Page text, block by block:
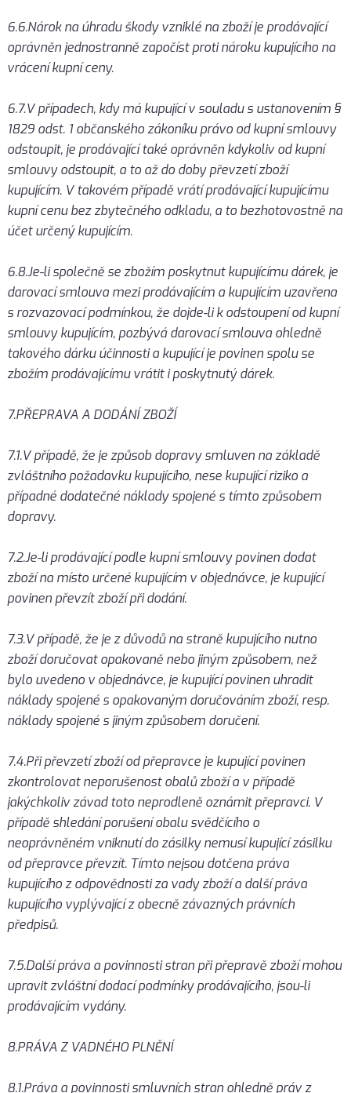
6.6.Nárok na úhradu škody vzniklé na zboží je prodávající
oprávněn jednostranně započíst proti nároku kupujícího na
vrácení kupní ceny.
6.7.V případech, kdy má kupující v souladu s ustanovením §
1829 odst. 1 občanského zákoníku právo od kupní smlouvy
odstoupit, je prodávající také oprávněn kdykoliv od kupní
smlouvy odstoupit, a to až do doby převzetí zboží
kupujícím. V takovém případě vrátí prodávající kupujícímu
kupní cenu bez zbytečného odkladu, a to bezhotovostně na
účet určený kupujícím.
6.8.Je-li společně se zbožím poskytnut kupujícímu dárek, je
darovací smlouva mezi prodávajícím a kupujícím uzavřena
s rozvazovací podmínkou, že dojde-li k odstoupení od kupní
smlouvy kupujícím, pozbývá darovací smlouva ohledně
takového dárku účinnosti a kupující je povinen spolu se
zbožím prodávajícímu vrátit i poskytnutý dárek.
7.PŘEPRAVA A DODÁNÍ ZBOŽÍ
7.1.V případě, že je způsob dopravy smluven na základě
zvláštního požadavku kupujícího, nese kupující riziko a
případné dodatečné náklady spojené s tímto způsobem
dopravy.
7.2.Je-li prodávající podle kupní smlouvy povinen dodat
zboží na místo určené kupujícím v objednávce, je kupující
povinen převzít zboží při dodání.
7.3.V případě, že je z důvodů na straně kupujícího nutno
zboží doručovat opakovaně nebo jiným způsobem, než
bylo uvedeno v objednávce, je kupující povinen uhradit
náklady spojené s opakovaným doručováním zboží, resp.
náklady spojené s jiným způsobem doručení.
7.4.Při převzetí zboží od přepravce je kupující povinen
zkontrolovat neporušenost obalů zboží a v případě
jakýchkoliv závad toto neprodleně oznámit přepravci. V
případě shledání porušení obalu svědčícího o
neoprávněném vniknutí do zásilky nemusí kupující zásilku
od přepravce převzít. Tímto nejsou dotčena práva
kupujícího z odpovědnosti za vady zboží a další práva
kupujícího vyplývající z obecně závazných právních
předpisů.
7.5.Další práva a povinnosti stran při přepravě zboží mohou
upravit zvláštní dodací podmínky prodávajícího, jsou-li
prodávajícím vydány.
8.PRÁVA Z VADNÉHO PLNĚNÍ
8.1.Práva a povinnosti smluvních stran ohledně práv z